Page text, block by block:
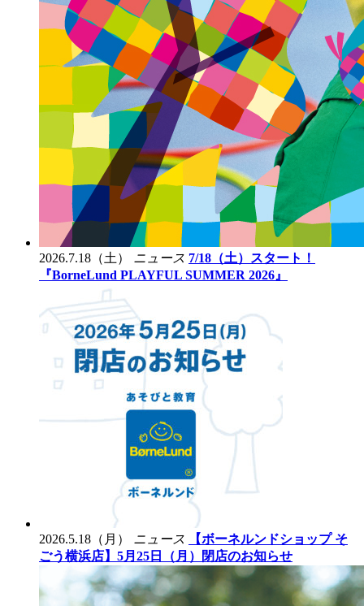
2026.7.18（土） ニュース 7/18（土）スタート！
『BorneLund PLAYFUL SUMMER 2026』
2026.5.18（月） ニュース
【ボーネルンドショップ そ
ごう横浜店】5月25日（月）閉店のお知らせ